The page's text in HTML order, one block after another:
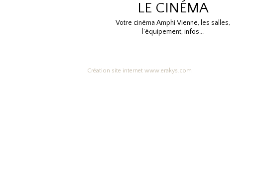
LE CINÉMA
Votre cinéma Amphi Vienne, les salles,
l'équipement, infos...
Création site internet www.erakys.com